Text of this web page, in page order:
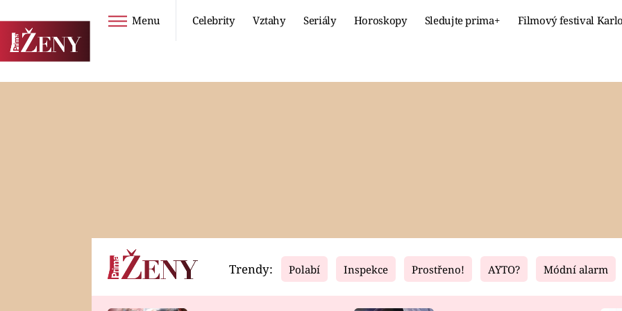
Menu Celebrity Vztahy Seriály Horoskopy Sledujte prima+ Filmový festival
Horoskopy Video Fresh Living
Trendy: Polabí Inspekce Prostřeno! AYTO? Módní alarm